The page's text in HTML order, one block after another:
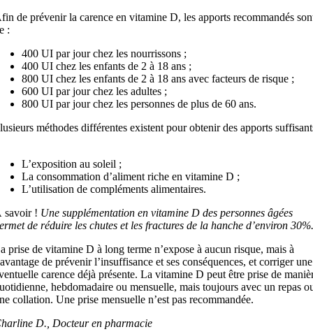
de prévenir la carence en vitamine D, les apports recommandés
:
400 UI par jour chez les nourrissons ;
400 UI chez les enfants de 2 à 18 ans ;
800 UI chez les enfants de 2 à 18 ans avec facteurs de risque ;
600 UI par jour chez les adultes ;
800 UI par jour chez les personnes de plus de 60 ans.
méthodes différentes existent pour obtenir des apports
L’exposition au soleil ;
La consommation d’aliment riche en vitamine D ;
L’utilisation de compléments alimentaires.
savoir ! Une supplémentation en vitamine D des personnes âgées
de réduire les chutes et les fractures de la hanche d’environ 30%.
prise de vitamine D à long terme n’expose à aucun risque, mais à
de prévenir l’insuffisance et ses conséquences, et corriger une
carence déjà présente. La vitamine D peut être prise de
hebdomadaire ou mensuelle, mais toujours avec un repas
collation. Une prise mensuelle n’est pas recommandée.
D., Docteur en pharmacie